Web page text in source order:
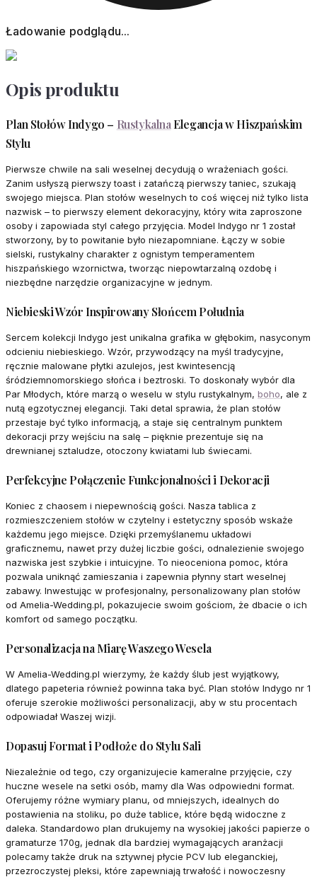
Ładowanie podglądu...
Opis produktu
Plan Stołów Indygo – Rustykalna Elegancja w Hiszpańskim
Stylu
Pierwsze chwile na sali weselnej decydują o wrażeniach gości.
Zanim usłyszą pierwszy toast i zatańczą pierwszy taniec, szukają
swojego miejsca. Plan stołów weselnych to coś więcej niż tylko lista
nazwisk – to pierwszy element dekoracyjny, który wita zaproszone
osoby i zapowiada styl całego przyjęcia. Model Indygo nr 1 został
stworzony, by to powitanie było niezapomniane. Łączy w sobie
sielski, rustykalny charakter z ognistym temperamentem
hiszpańskiego wzornictwa, tworząc niepowtarzalną ozdobę i
niezbędne narzędzie organizacyjne w jednym.
Niebieski Wzór Inspirowany Słońcem Południa
Sercem kolekcji Indygo jest unikalna grafika w głębokim, nasyconym
odcieniu niebieskiego. Wzór, przywodzący na myśl tradycyjne,
ręcznie malowane płytki azulejos, jest kwintesencją
śródziemnomorskiego słońca i beztroski. To doskonały wybór dla
Par Młodych, które marzą o weselu w stylu rustykalnym, boho, ale z
nutą egzotycznej elegancji. Taki detal sprawia, że plan stołów
przestaje być tylko informacją, a staje się centralnym punktem
dekoracji przy wejściu na salę – pięknie prezentuje się na
drewnianej sztaludze, otoczony kwiatami lub świecami.
Perfekcyjne Połączenie Funkcjonalności i Dekoracji
Koniec z chaosem i niepewnością gości. Nasza tablica z
rozmieszczeniem stołów w czytelny i estetyczny sposób wskaże
każdemu jego miejsce. Dzięki przemyślanemu układowi
graficznemu, nawet przy dużej liczbie gości, odnalezienie swojego
nazwiska jest szybkie i intuicyjne. To nieoceniona pomoc, która
pozwala uniknąć zamieszania i zapewnia płynny start weselnej
zabawy. Inwestując w profesjonalny, personalizowany plan stołów
od Amelia-Wedding.pl, pokazujecie swoim gościom, że dbacie o ich
komfort od samego początku.
Personalizacja na Miarę Waszego Wesela
W Amelia-Wedding.pl wierzymy, że każdy ślub jest wyjątkowy,
dlatego papeteria również powinna taka być. Plan stołów Indygo nr 1
oferuje szerokie możliwości personalizacji, aby w stu procentach
odpowiadał Waszej wizji.
Dopasuj Format i Podłoże do Stylu Sali
Niezależnie od tego, czy organizujecie kameralne przyjęcie, czy
huczne wesele na setki osób, mamy dla Was odpowiedni format.
Oferujemy różne wymiary planu, od mniejszych, idealnych do
postawienia na stoliku, po duże tablice, które będą widoczne z
daleka. Standardowo plan drukujemy na wysokiej jakości papierze o
gramaturze 170g, jednak dla bardziej wymagających aranżacji
polecamy także druk na sztywnej płycie PCV lub eleganckiej,
przezroczystej pleksi, które zapewniają trwałość i nowoczesny